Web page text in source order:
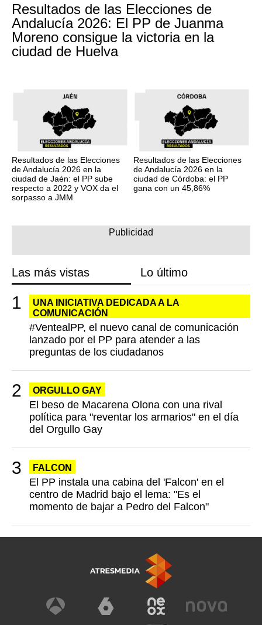
Resultados de las Elecciones de
Andalucía 2026: El PP de Juanma
Moreno consigue la victoria en la
ciudad de Huelva
Resultados de las Elecciones
de Andalucía 2026 en la
ciudad de Jaén: el PP sube
respecto a 2022 y VOX da el
sorpasso a JMM
Resultados de las Elecciones
de Andalucía 2026 en la
ciudad de Córdoba: el PP
gana con un 45,86%
Las más vistas Lo último
UNA INICIATIVA DEDICADA A LA
COMUNICACIÓN
#VentealPP, el nuevo canal de comunicación
lanzado por el PP para atender a las
preguntas de los ciudadanos
ORGULLO GAY
El beso de Macarena Olona con una rival
política para "reventar los armarios" en el día
del Orgullo Gay
FALCON
El PP instala una cabina del 'Falcon' en el
centro de Madrid bajo el lema: "Es el
momento de bajar a Pedro del Falcon"